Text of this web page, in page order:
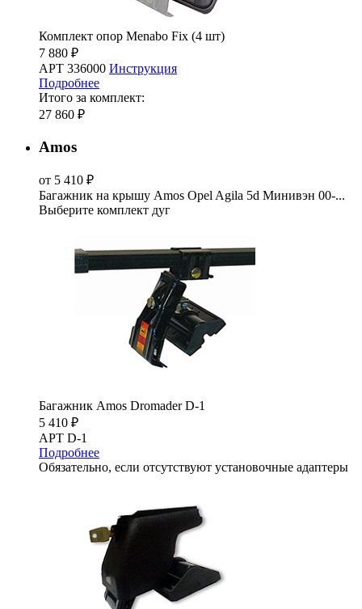
Комплект опор Menabo Fix (4 шт)
7 880 ₽
АРТ 336000 Инструкция
Подробнее
Итого за комплект:
27 860 ₽
Amos
от 5 410 ₽
Багажник на крышу Amos Opel Agila 5d Минивэн 00-...
Выберите комплект дуг
Багажник Amos Dromader D-1
5 410 ₽
АРТ D-1
Подробнее
Обязательно, если отсутствуют установочные адаптеры